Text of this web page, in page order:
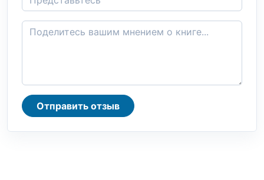
Отправить отзыв